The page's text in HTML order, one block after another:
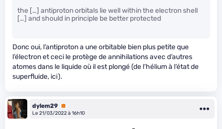
the […] antiproton orbitals lie well within the electron shell
[…] and should in principle be better protected
Donc oui, l’antiproton a une orbitable bien plus petite que
l’électron et ceci le protège de annihilations avec d’autres
atomes dans le liquide où il est plongé (de l’hélium à l’état de
superfluide, ici).
dylem29 Premium
Le 21/03/2022 à 16h10